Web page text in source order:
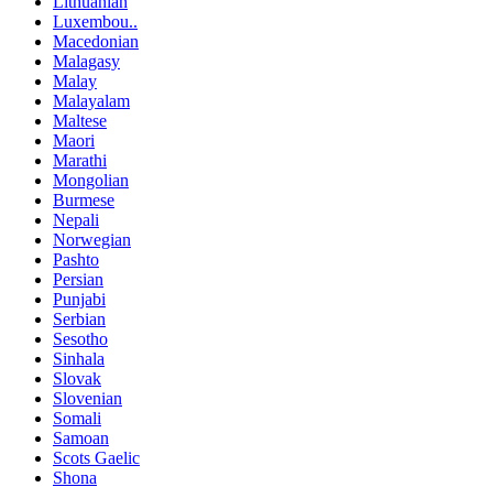
Luxembou..
Macedonian
Malagasy
Malay
Malayalam
Maltese
Maori
Marathi
Mongolian
Burmese
Nepali
Norwegian
Pashto
Persian
Punjabi
Serbian
Sesotho
Sinhala
Slovak
Slovenian
Somali
Samoan
Scots Gaelic
Shona